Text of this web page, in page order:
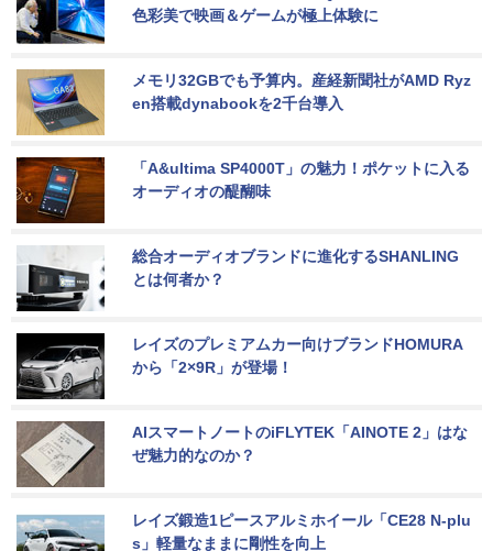
色彩美で映画＆ゲームが極上体験に
メモリ32GBでも予算内。産経新聞社がAMD Ryz
en搭載dynabookを2千台導入
「A&ultima SP4000T」の魅力！ポケットに入る
オーディオの醍醐味
総合オーディオブランドに進化するSHANLING
とは何者か？
レイズのプレミアムカー向けブランドHOMURA
から「2×9R」が登場！
AIスマートノートのiFLYTEK「AINOTE 2」はな
ぜ魅力的なのか？
レイズ鍛造1ピースアルミホイール「CE28 N-plu
s」軽量なままに剛性を向上